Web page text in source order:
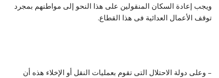
ويجب إعادة السكان المنقولين على هذا النحو إلى مواطنهم بمجرد
توقف الأعمال العدائية فى هذا القطاع.
– وعلى دولة الاحتلال التى تقوم بعمليات النقل أو الإخلاء هذه أن